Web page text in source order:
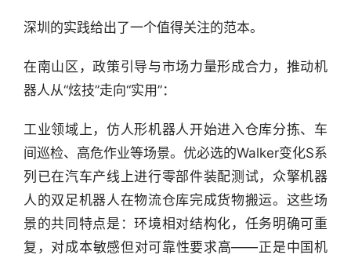
深圳的实践给出了一个值得关注的范本。
在南山区，政策引导与市场力量形成合力，推动机
器人从“炫技”走向“实用”：
工业领域上，仿人形机器人开始进入仓库分拣、车
间巡检、高危作业等场景。优必选的Walker变化S系
列已在汽车产线上进行零部件装配测试，众擎机器
人的双足机器人在物流仓库完成货物搬运。这些场
景的共同特点是：环境相对结构化，任务明确可重
复，对成本敏感但对可靠性要求高——正是中国机